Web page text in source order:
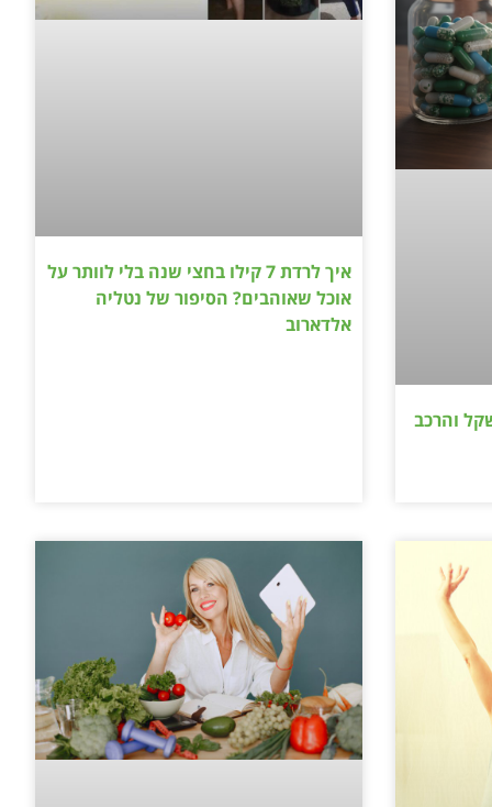
והרכב
איך לרדת 7 קילו בחצי שנה בלי לוותר על
אוכל שאוהבים? הסיפור של נטליה
אלדארוב